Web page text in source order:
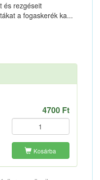
és rezgéseit
a fogaskerék ka...
4700 Ft
Kosárba